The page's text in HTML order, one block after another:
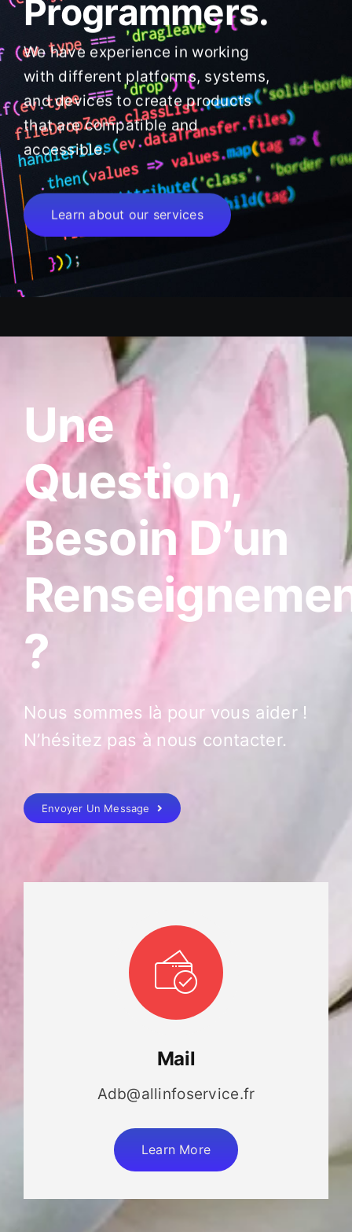
Programmers.
We have experience in working
with different platforms, systems,
and devices to create products
that are compatible and
accessible.
Learn about our services
Une
Question,
Besoin D’un
?
Nous sommes là pour vous aider !
N’hésitez pas à nous contacter.
Envoyer Un Message
Mail
Adb@allinfoservice.fr
Learn More